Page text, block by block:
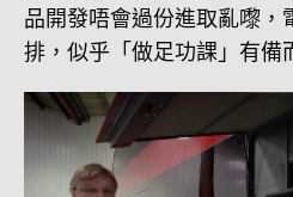
品開發唔會過份進取亂嚟，
排，似乎「做足功課」有備